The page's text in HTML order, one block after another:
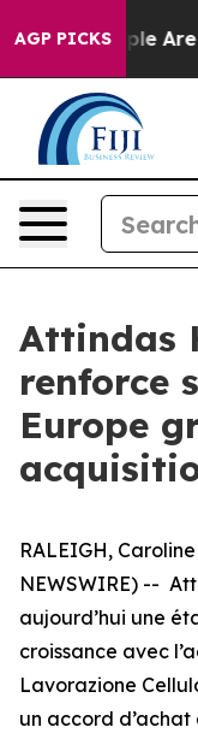
AGP PICKS
“People Are
Attindas
renforce
Europe
RALEIGH,
NEWSWIRE) --
aujourd’hui une
croissance avec
Lavorazione
un accord